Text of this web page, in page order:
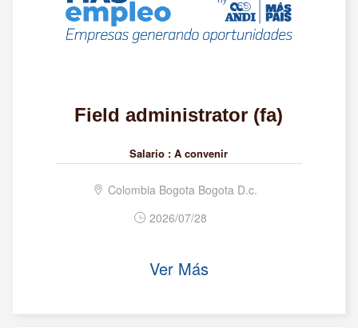
Field administrator (fa)
Salario : A convenir
Colombia Bogota Bogota D.c.
2026/07/28
Ver Más